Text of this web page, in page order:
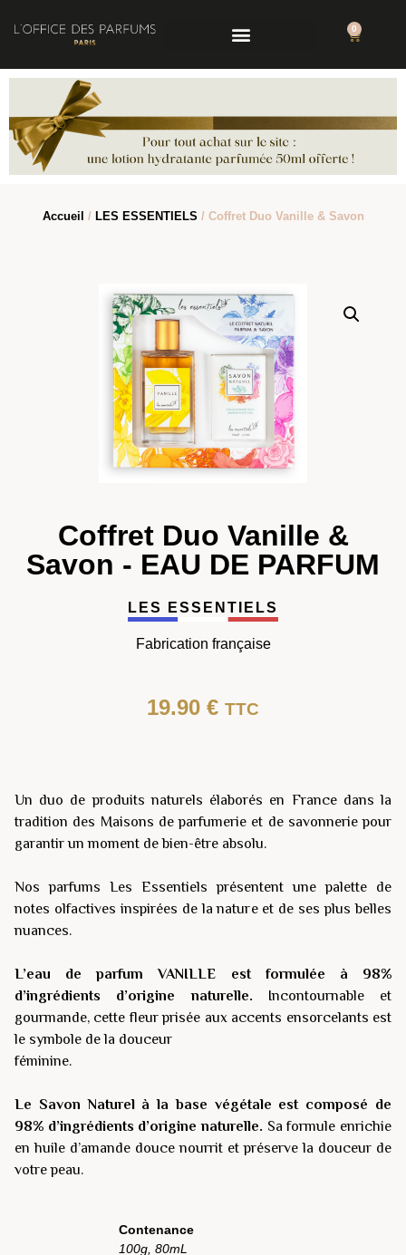
0
Accueil / LES ESSENTIELS / Coffret Duo Vanille & Savon
Coffret Duo Vanille &
Savon - EAU DE PARFUM
LES ESSENTIELS
Fabrication française
19.90 € TTC
Un duo de produits naturels élaborés en France dans la
tradition des Maisons de parfumerie et de savonnerie pour
garantir un moment de bien-être absolu.
Nos parfums Les Essentiels présentent une palette de
notes olfactives inspirées de la nature et de ses plus belles
nuances.
L’eau de parfum VANILLE est formulée à 98%
d’ingrédients d’origine naturelle. Incontournable et
gourmande, cette fleur prisée aux accents ensorcelants est
le symbole de la douceur
féminine.
Le Savon Naturel à la base végétale est composé de
98% d’ingrédients d’origine naturelle. Sa formule enrichie
en huile d’amande douce nourrit et préserve la douceur de
votre peau.
Contenance
100g, 80mL